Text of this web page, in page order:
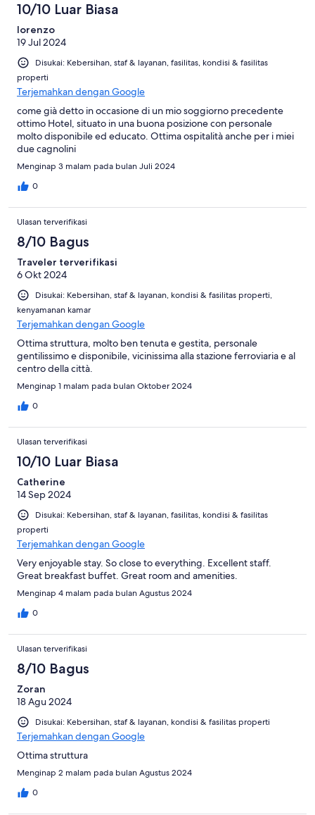
10/10 Luar Biasa
lorenzo
19 Jul 2024
Disukai: Kebersihan, staf & layanan, fasilitas, kondisi & fasilitas
properti
Terjemahkan dengan Google
come già detto in occasione di un mio soggiorno precedente
ottimo Hotel, situato in una buona posizione con personale
molto disponibile ed educato. Ottima ospitalità anche per i miei
due cagnolini
Menginap 3 malam pada bulan Juli 2024
0
Ulasan terverifikasi
8/10 Bagus
Traveler terverifikasi
6 Okt 2024
Disukai: Kebersihan, staf & layanan, kondisi & fasilitas properti,
kenyamanan kamar
Terjemahkan dengan Google
Ottima struttura, molto ben tenuta e gestita, personale
gentilissimo e disponibile, vicinissima alla stazione ferroviaria e al
centro della città.
Menginap 1 malam pada bulan Oktober 2024
0
Ulasan terverifikasi
10/10 Luar Biasa
Catherine
14 Sep 2024
Disukai: Kebersihan, staf & layanan, fasilitas, kondisi & fasilitas
properti
Terjemahkan dengan Google
Very enjoyable stay. So close to everything. Excellent staff.
Great breakfast buffet. Great room and amenities.
Menginap 4 malam pada bulan Agustus 2024
0
Ulasan terverifikasi
8/10 Bagus
Zoran
18 Agu 2024
Disukai: Kebersihan, staf & layanan, kondisi & fasilitas properti
Terjemahkan dengan Google
Ottima struttura
Menginap 2 malam pada bulan Agustus 2024
0